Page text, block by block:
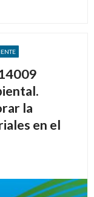
la
en el